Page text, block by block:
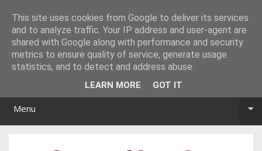
Menu
This site uses cookies from Google to deliver its services
and to analyze traffic. Your IP address and user-agent are
shared with Google along with performance and security
metrics to ensure quality of service, generate usage
statistics, and to detect and address abuse.
LEARN MORE GOT IT